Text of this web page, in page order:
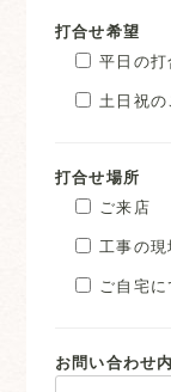
打合せ希望
平日の
土日祝
打合せ場所
ご来店
工事の現
ご自宅に
お問い合わせ